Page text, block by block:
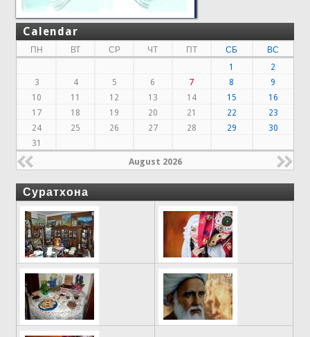
Calendar
ПН ВТ СР ЧТ ПТ СБ
ВС
1
2
3
4 5 6 7 8
9
10
11 12 13 14 15
16
17
18 19 20 21 22
23
24
25 26 27 28 29
30
31
August 2026
Суратхона